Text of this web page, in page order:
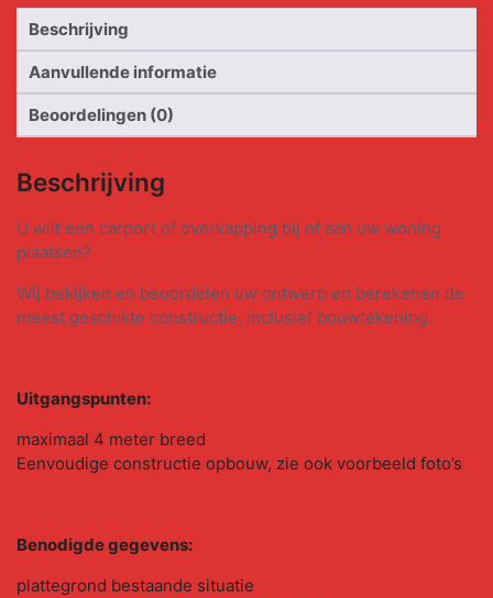
Beschrijving
Aanvullende informatie
Beoordelingen (0)
Beschrijving
U wilt een carport of overkapping bij of aan uw woning
plaatsen?
Wij bekijken en beoordelen uw ontwerp en berekenen de
meest geschikte constructie, inclusief bouwtekening.
Uitgangspunten:
maximaal 4 meter breed
Eenvoudige constructie opbouw, zie ook voorbeeld foto’s
Benodigde gegevens:
plattegrond bestaande situatie